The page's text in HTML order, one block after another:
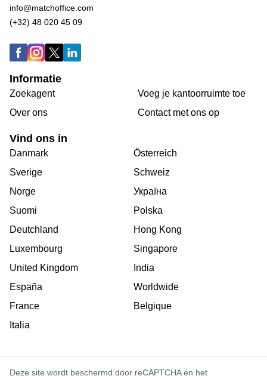
info@matchoffice.com
(+32) 48 020 45 09
Informatie
Zoekagent
Over ons
Voeg je kantoorruimte toe
Сontact met ons op
Vind ons in
Danmark
Sverige
Norge
Suomi
Deutchland
Luxembourg
United Kingdom
España
France
Italia
Österreich
Schweiz
Україна
Polska
Hong Kong
Singapore
India
Worldwide
Belgique
Deze site wordt beschermd door reCAPTCHA en het